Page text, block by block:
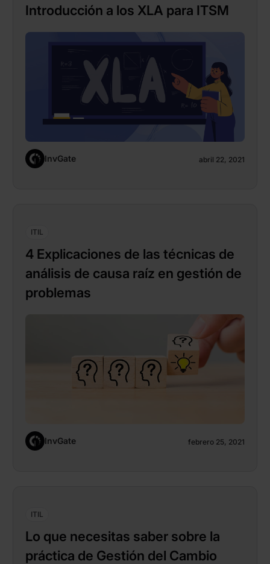
Introducción a los XLA para ITSM
InvGate abril 22, 2021
ITIL
4 Explicaciones de las técnicas de
análisis de causa raíz en gestión de
problemas
InvGate febrero 25, 2021
ITIL
Lo que necesitas saber sobre la
práctica de Gestión del Cambio